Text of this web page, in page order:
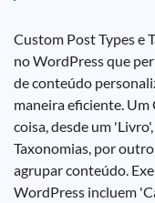
Custom Post Types e
no WordPress que
de conteúdo
maneira eficiente.
coisa, desde um
Taxonomias, por
agrupar conteúdo.
WordPress incluem